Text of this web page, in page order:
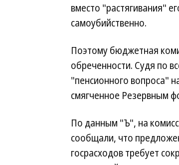
вместо "растягивания"
самоубийственно.
Поэтому бюджетная
обреченности. Судя по
"пенсионного вопроса"
смягченное Резервным
По данным "Ъ", на
сообщали, что
госрасходов требует